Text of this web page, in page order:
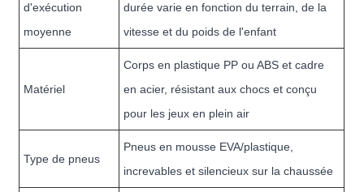
d'exécution
moyenne
durée varie en fonction du terrain, de la
vitesse et du poids de l'enfant
Matériel
Corps en plastique PP ou ABS et cadre
en acier, résistant aux chocs et conçu
pour les jeux en plein air
Type de pneus
Pneus en mousse EVA/plastique,
increvables et silencieux sur la chaussée